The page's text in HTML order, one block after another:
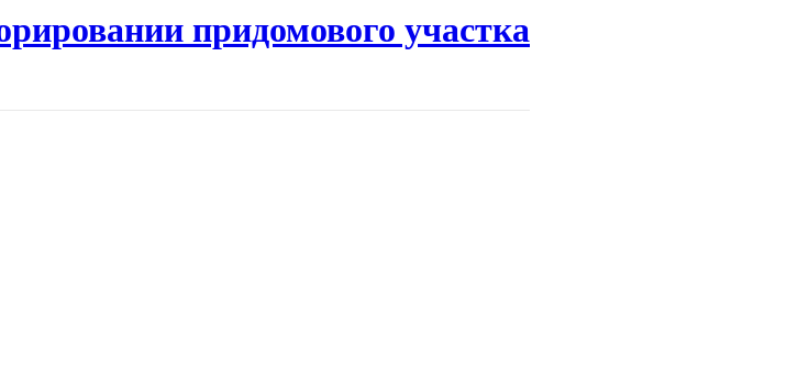
придомового участка